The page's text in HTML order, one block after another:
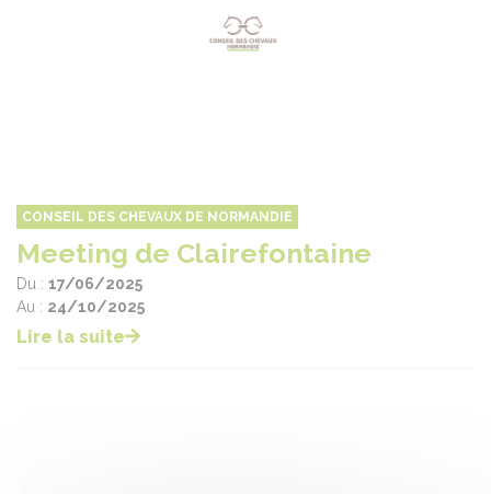
CONSEIL DES CHEVAUX DE NORMANDIE
Meeting de Clairefontaine
Du : 17/06/2025
Au : 24/10/2025
Lire la suite